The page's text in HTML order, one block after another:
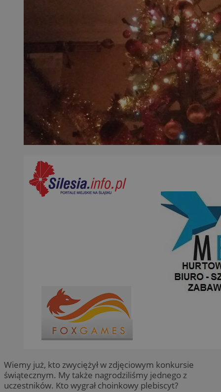
Wiemy już, kto zwyciężył w zdjęciowym konkursie
świątecznym. My także nagrodziliśmy jednego z
uczestników. Kto wygrał choinkowy plebiscyt?